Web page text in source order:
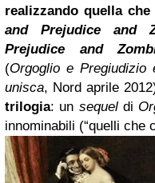
realizzando quella
and Prejudice and
Prejudice and
(Orgoglio e
unisca, Nord aprile
trilogia: un sequeldi
innominabili (“quelli che